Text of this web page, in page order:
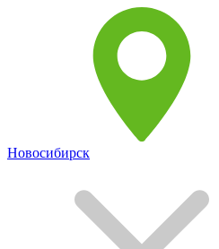
Новосибирск